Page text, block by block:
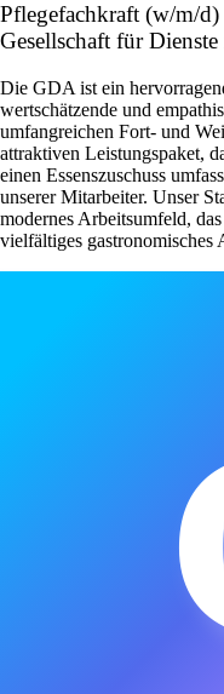
Pflegefachkraft (w/m/
Gesellschaft für
Die GDA ist ein
wertschätzende und
umfangreichen Fort- und
attraktiven Leistungspaket,
einen Essenszuschuss
unserer Mitarbeiter. Unser
modernes Arbeitsumfeld,
vielfältiges gastronomisches